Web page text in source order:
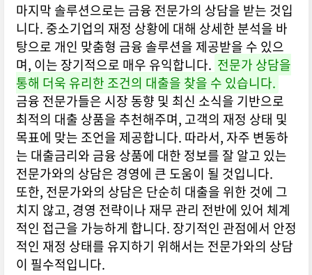
마지막 솔루션으로는 금융 전문가의 상담을 받는 것입
니다. 중소기업의 재정 상황에 대해 상세한 분석을 바
탕으로 개인 맞춤형 금융 솔루션을 제공받을 수 있으
며, 이는 장기적으로 매우 유익합니다. 전문가 상담을
통해 더욱 유리한 조건의 대출을 찾을 수 있습니다.
금융 전문가들은 시장 동향 및 최신 소식을 기반으로
최적의 대출 상품을 추천해주며, 고객의 재정 상태 및
목표에 맞는 조언을 제공합니다. 따라서, 자주 변동하
는 대출금리와 금융 상품에 대한 정보를 잘 알고 있는
전문가와의 상담은 경영에 큰 도움이 될 것입니다.
또한, 전문가와의 상담은 단순히 대출을 위한 것에 그
치지 않고, 경영 전략이나 재무 관리 전반에 있어 체계
적인 접근을 가능하게 합니다. 장기적인 관점에서 안정
적인 재정 상태를 유지하기 위해서는 전문가와의 상담
이 필수적입니다.